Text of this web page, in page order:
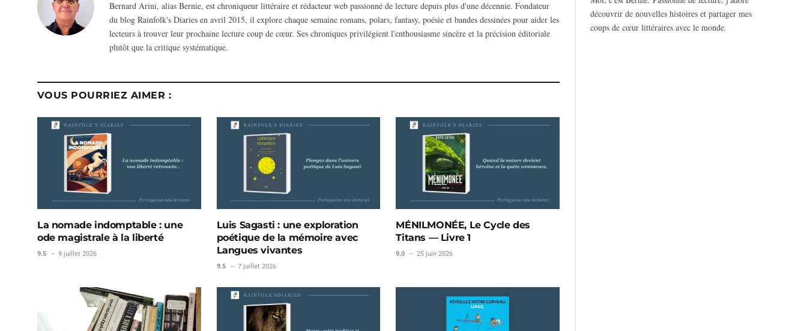
Bernard Arini, alias Bernie, est chroniqueur littéraire et rédacteur web passionné de lecture depuis plus d'une décennie. Fondateur
du blog Rainfolk's Diaries en avril 2015, il explore chaque semaine romans, polars, fantasy, poésie et bandes dessinées pour aider les
lecteurs à trouver leur prochaine lecture coup de cœur. Ses chroniques privilégient l'enthousiasme sincère et la précision éditoriale
plutôt que la critique systématique.
VOUS POURRIEZ AIMER :
La nomade indomptable : une
ode magistrale à la liberté
9.5 9 juillet 2026
Luis Sagasti : une exploration
poétique de la mémoire avec
Langues vivantes
9.5 7 juillet 2026
MÉNILMONÉE, Le Cycle des
Titans — Livre 1
9.0 25 juin 2026
découvrir de nouvelles histoires et partager mes
coups de cœur littéraires avec le monde.